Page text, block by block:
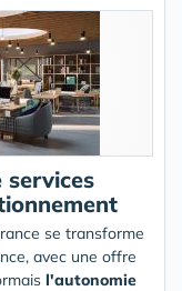
services
se transforme
avec une offre
l'autonomie